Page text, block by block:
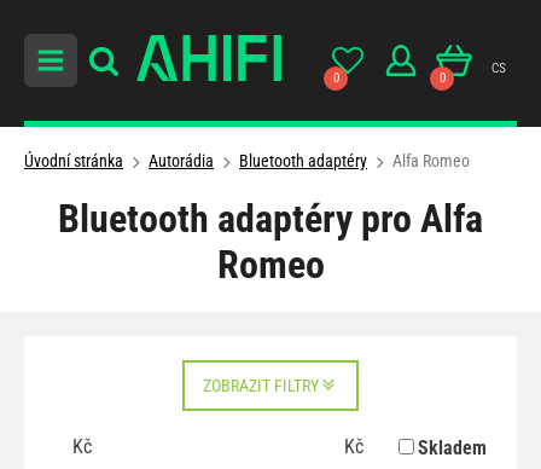
0 0
cs
Úvodní stránka Autorádia Bluetooth adaptéry Alfa Romeo
Bluetooth adaptéry pro Alfa
Romeo
ZOBRAZIT FILTRY
Kč Kč Skladem